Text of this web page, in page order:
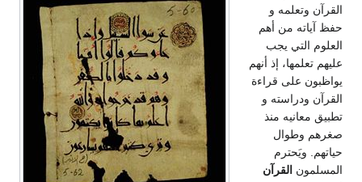
القرآن وتعلمه و
حفظ آیاته من أهم
العلوم التي يجب
عليهم تعلمها، إذ أنهم
يواظبون على قراءة
القرآن ودراسته و
تطبيق معانيه منذ
صغرهم وطوال
حياتهم. ويَحترم
المسلمون القرآن